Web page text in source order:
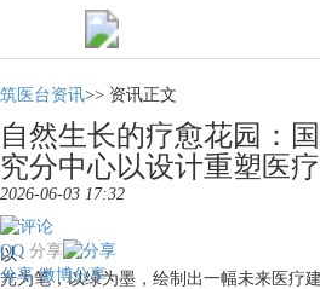
筑医台资讯>> 资讯正文
自然生长的疗愈花园：
究分中心以设计重塑医
2026-06-03 17:32
分享
QQ
分享 微博分享
以
光为笔，以绿为墨，绘制出一幅未来医疗